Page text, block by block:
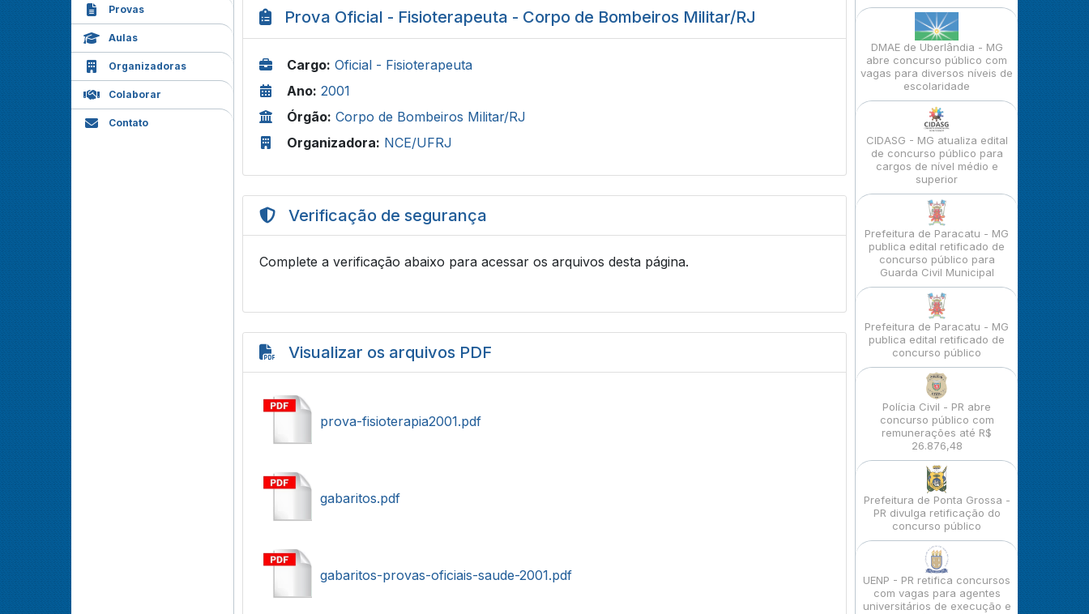
Provas
Aulas
Organizadoras
Colaborar
Contato
Prova Oficial - Fisioterapeuta - Corpo de Bombeiros Militar/RJ
Cargo: Oficial - Fisioterapeuta
Ano: 2001
Órgão: Corpo de Bombeiros Militar/RJ
Organizadora: NCE/UFRJ
Verificação de segurança
Complete a verificação abaixo para acessar os arquivos desta página.
Visualizar os arquivos PDF
prova-fisioterapia2001.pdf
gabaritos.pdf
gabaritos-provas-oficiais-saude-2001.pdf
DMAE de Uberlândia - MG
abre concurso público com
vagas para diversos níveis de
escolaridade
CIDASG - MG atualiza edital
de concurso público para
cargos de nível médio e
superior
Prefeitura de Paracatu - MG
publica edital retificado de
concurso público para
Guarda Civil Municipal
Prefeitura de Paracatu - MG
publica edital retificado de
concurso público
Polícia Civil - PR abre
concurso público com
remunerações até R$
26.876,48
Prefeitura de Ponta Grossa -
PR divulga retificação do
concurso público
UENP - PR retifica concursos
com vagas para agentes
universitários de execução e